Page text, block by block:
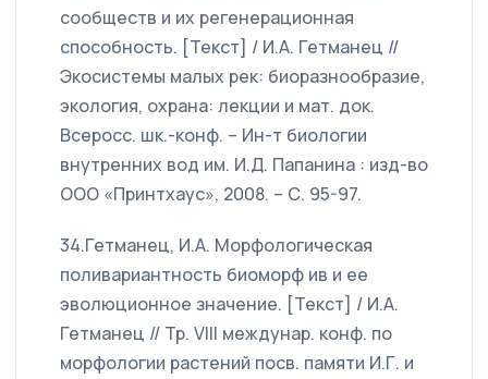
сообществ и их регенерационная
способность. [Текст] / И.А. Гетманец //
Экосистемы малых рек: биоразнообразие,
экология, охрана: лекции и мат. док.
Всеросс. шк.-конф. – Ин-т биологии
внутренних вод им. И.Д. Папанина : изд-во
ООО «Принтхаус», 2008. – С. 95-97.
34.Гетманец, И.А. Морфологическая
поливариантность биоморф ив и ее
эволюционное значение. [Текст] / И.А.
Гетманец // Тр. VIII междунар. конф. по
морфологии растений посв. памяти И.Г. и